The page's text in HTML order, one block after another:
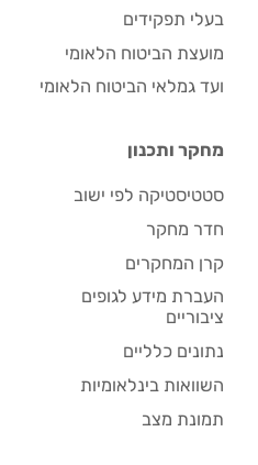
בעלי תפקידים
מועצת הביטוח הלאומי
ועד גמלאי הביטוח הלאומי
מחקר ותכנון
סטטיסטיקה לפי ישוב
חדר מחקר
קרן המחקרים
העברת מידע לגופים
ציבוריים
נתונים כלליים
השוואות בינלאומיות
תמונת מצב